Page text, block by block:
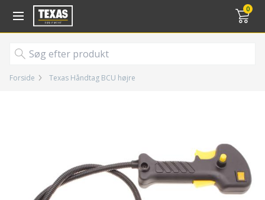
0
Gå til kurv (
Forside Texas Håndtag BCU højre